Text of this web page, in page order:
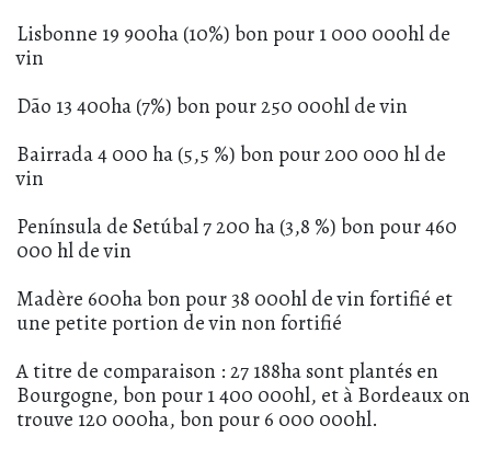
Lisbonne 19 900ha (10%) bon pour 1 000 000hl de
vin
Dão 13 400ha (7%) bon pour 250 000hl de vin
Bairrada 4 000 ha (5,5 %) bon pour 200 000 hl de
vin
Península de Setúbal 7 200 ha (3,8 %) bon pour 460
000 hl de vin
Madère 600ha bon pour 38 000hl de vin fortifié et
une petite portion de vin non fortifié
A titre de comparaison : 27 188ha sont plantés en
Bourgogne, bon pour 1 400 000hl, et à Bordeaux on
trouve 120 000ha, bon pour 6 000 000hl.